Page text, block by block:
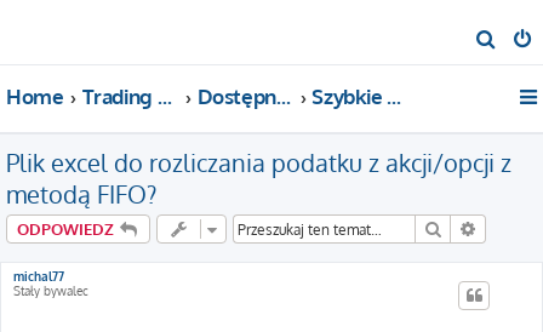
z
a
Home Trading For a Living Dostępne kategorie Szybkie pytania i pomoc
Plik excel do rozliczania podatku z akcji/opcji z
metodą FIFO?
ODPOWIEDZ Szukaj
michal77
Stały bywalec